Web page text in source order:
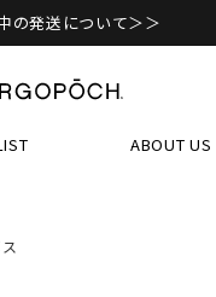
の発送について＞＞
ABOUT US